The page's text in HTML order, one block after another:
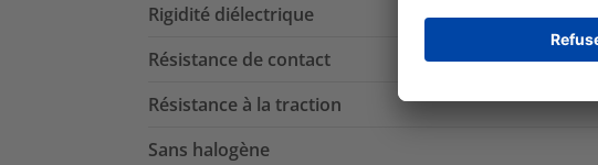
Rigidité diélectrique
Résistance de contact
Résistance à la traction
Sans halogène